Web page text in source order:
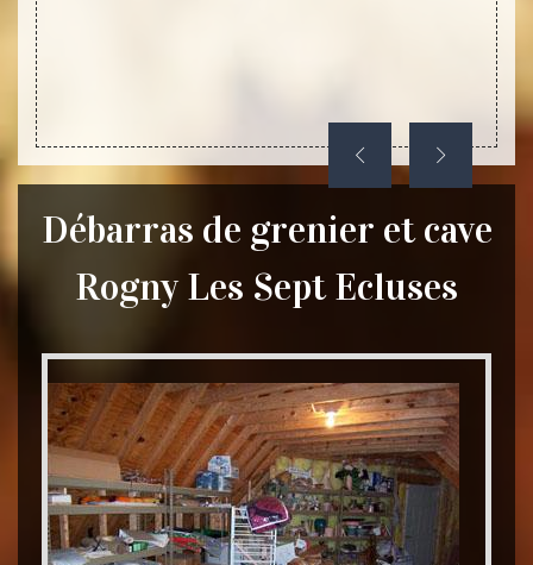
Débarras de grenier et cave
Rogny Les Sept Ecluses